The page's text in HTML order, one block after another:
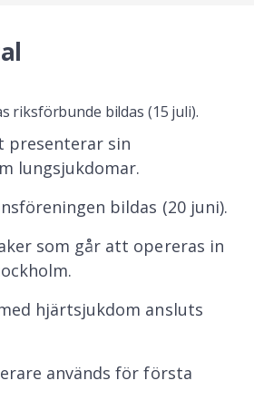
riksförbunde bildas (15 juli).
presenterar sin
lungsjukdomar.
bildas (20 juni).
som går att opereras in
hjärtsjukdom ansluts
används för första